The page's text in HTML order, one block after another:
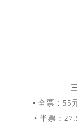
• 全票：55
• 半票：27.5